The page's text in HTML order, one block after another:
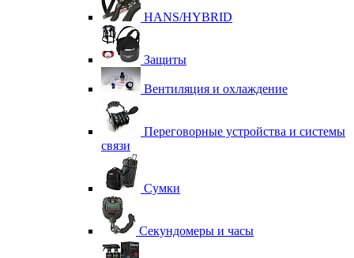
HANS/HYBRID
Защиты
Вентиляция и охлаждение
Переговорные устройства и системы
связи
Сумки
Секундомеры и часы